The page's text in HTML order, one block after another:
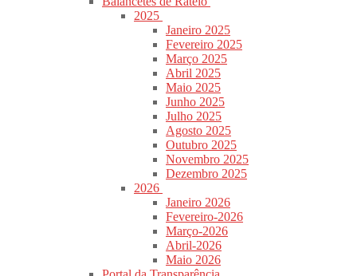
2025
Janeiro 2025
Fevereiro 2025
Março 2025
Abril 2025
Maio 2025
Junho 2025
Julho 2025
Agosto 2025
Outubro 2025
Novembro 2025
Dezembro 2025
2026
Janeiro 2026
Fevereiro-2026
Março-2026
Abril-2026
Maio 2026